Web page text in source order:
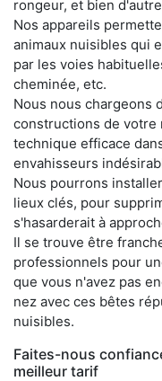
rongeur, et bien
Nos appareils
animaux nuisibles qui
par les voies
cheminée, etc.
Nous nous chargeons
constructions de votre
technique efficace
envahisseurs
Nous pourrons
lieux clés, pour
s'hasarderait à
Il se trouve être
professionnels pour
que vous n'avez pas
nez avec ces bêtes
nuisibles.
Faites-nous
meilleur tarif